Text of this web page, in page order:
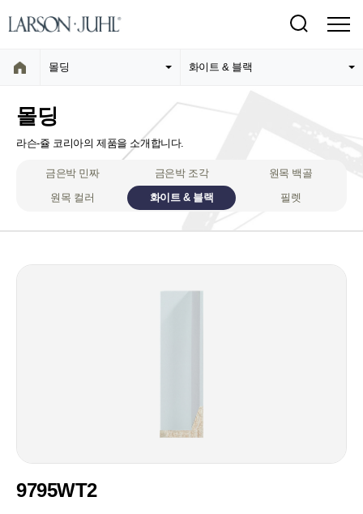
몰딩 화이트 & 블랙
몰딩
라슨-쥴 코리아의 제품을 소개합니다.
금은박 민짜 금은박 조각
원목 백골
원목 컬러
화이트 & 블랙 필렛
9795WT2